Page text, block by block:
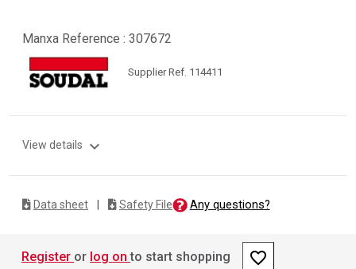
Manxa Reference : 307672
Supplier Ref. 114411
View details expand_more
Data sheet Safety File Any questions?
Register or log on to start shopping favorite_border